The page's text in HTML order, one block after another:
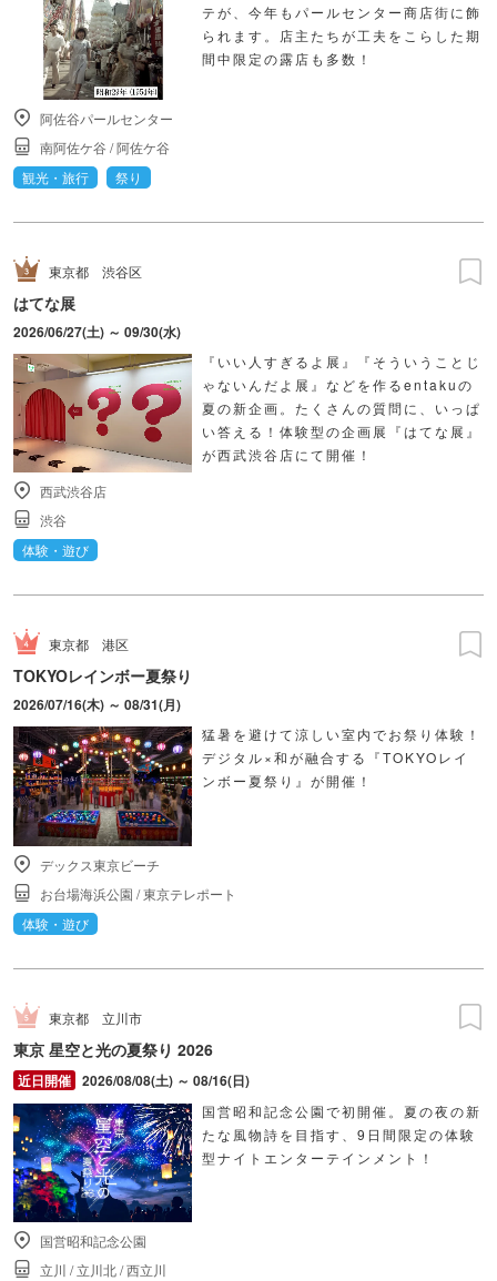
テが、今年もパールセンター商店街に飾
られます。店主たちが工夫をこらした期
間中限定の露店も多数！
阿佐谷パールセンター
南阿佐ケ谷 /阿佐ケ谷
観光・旅行
祭り
東京都 渋谷区
はてな展
2026/06/27(土) ～ 09/30(水)
『いい人すぎるよ展』『そういうことじ
ゃないんだよ展』などを作るentakuの
夏の新企画。たくさんの質問に、いっぱ
い答える！体験型の企画展『はてな展』
が西武渋谷店にて開催！
西武渋谷店
渋谷
体験・遊び
東京都 港区
TOKYOレインボー夏祭り
2026/07/16(木) ～ 08/31(月)
猛暑を避けて涼しい室内でお祭り体験！
デジタル×和が融合する『TOKYOレイ
ンボー夏祭り』が開催！
デックス東京ビーチ
お台場海浜公園 /東京テレポート
体験・遊び
東京都 立川市
東京 星空と光の夏祭り 2026
2026/08/08(土) ～ 08/16(日)
国営昭和記念公園で初開催。夏の夜の新
たな風物詩を目指す、9日間限定の体験
型ナイトエンターテインメント！
国営昭和記念公園
立川 /立川北/西立川